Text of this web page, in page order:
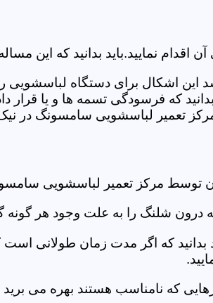
نمایید.باید بدانید که این
این اشکال برای دستگاه
که فرسودگی تسمه ها و یا قرار
تعمیر لباسشویی سامسونگ در
توسط مرکز تعمیر لباسشویی
درون شلنگ را به علت وجود هر گونه
که اگر مدت زمان طولانی است
که نامناسب هستند بهره